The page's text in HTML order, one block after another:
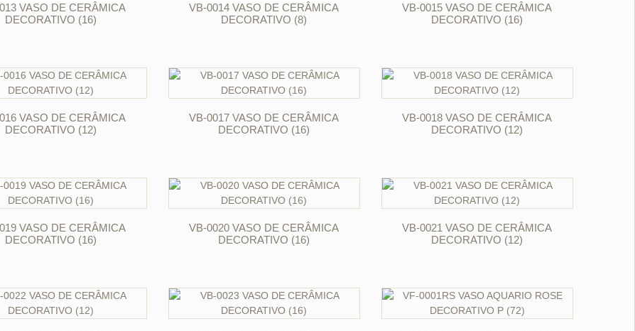
VASO DE CERÂMICA
DECORATIVO (16)
VB-0014 VASO DE CERÂMICA
DECORATIVO (8)
VB-0015 VASO DE CERÂMICA
DECORATIVO (16)
VASO DE CERÂMICA
DECORATIVO (12)
VB-0017 VASO DE CERÂMICA
DECORATIVO (16)
VB-0018 VASO DE CERÂMICA
DECORATIVO (12)
VASO DE CERÂMICA
DECORATIVO (16)
VB-0020 VASO DE CERÂMICA
DECORATIVO (16)
VB-0021 VASO DE CERÂMICA
DECORATIVO (12)